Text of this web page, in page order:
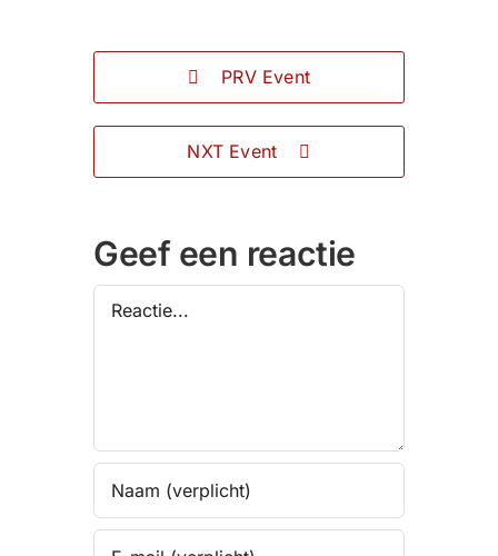
PRV Event
NXT Event
Geef een reactie
Reactie